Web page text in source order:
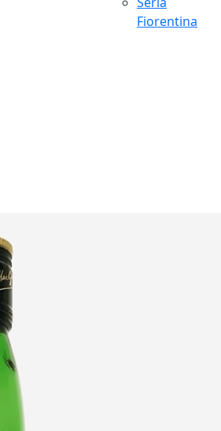
Fiorentina